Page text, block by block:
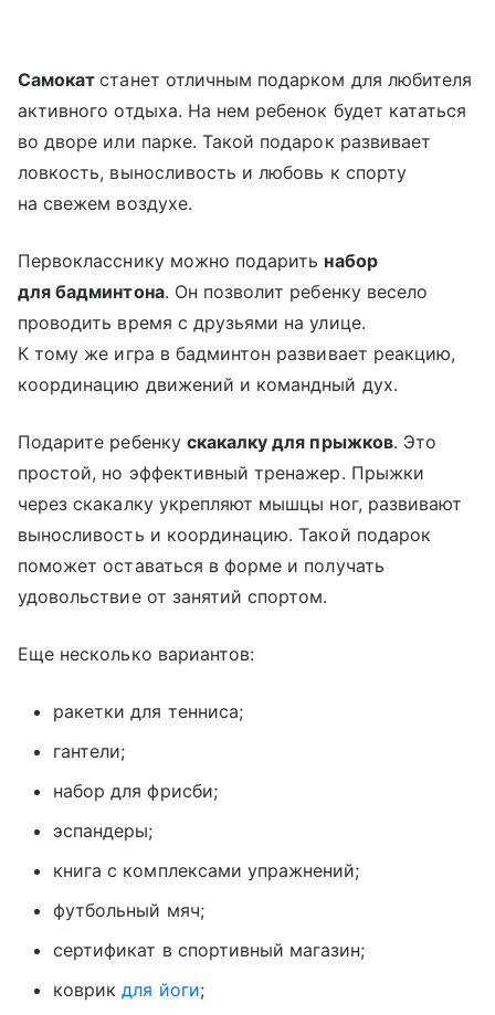
Самокатстанет отличным подарком для любителя
активного отдыха. На нем ребенок будет кататься
во дворе или парке. Такой подарок развивает
ловкость, выносливость и любовь к спорту
на свежем воздухе.
Первокласснику можно подарить набор
для бадминтона. Он позволит ребенку весело
проводить время с друзьями на улице.
К тому же игра в бадминтон развивает реакцию,
координацию движений и командный дух.
Подарите ребенку скакалку для прыжков. Это
простой, но эффективный тренажер. Прыжки
через скакалку укрепляют мышцы ног, развивают
выносливость и координацию. Такой подарок
поможет оставаться в форме и получать
удовольствие от занятий спортом.
Еще несколько вариантов:
ракетки для тенниса;
гантели;
набор для фрисби;
эспандеры;
книга с комплексами упражнений;
футбольный мяч;
сертификат в спортивный магазин;
коврикдля йоги;